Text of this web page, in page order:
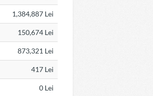
1,384,887 Lei
150,674 Lei
873,321 Lei
417 Lei
0 Lei